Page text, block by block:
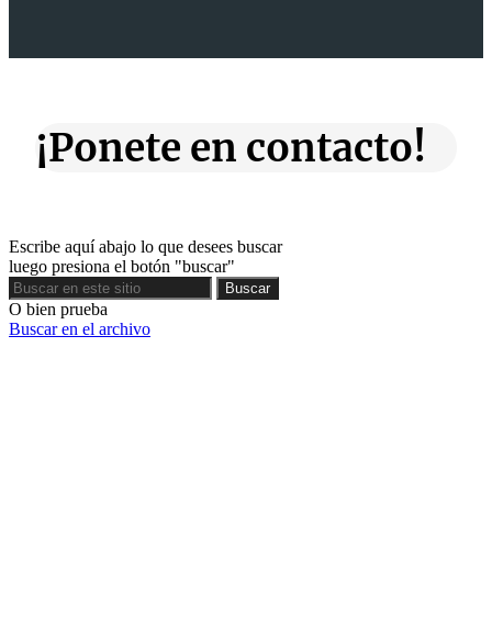
¡Ponete en contacto!
Escribe aquí abajo lo que desees buscar
luego presiona el botón "buscar"
Buscar
Buscar
O bien prueba
Buscar en el archivo